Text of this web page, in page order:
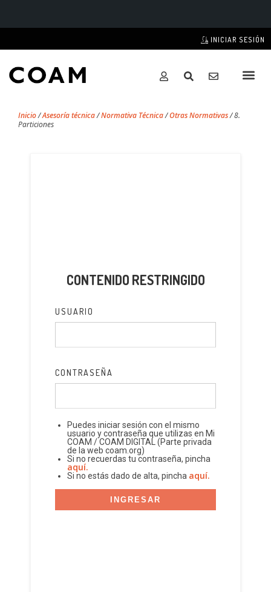
INICIAR SESIÓN
Inicio/Asesoría técnica/Normativa Técnica/Otras Normativas/8.
Particiones
CONTENIDO RESTRINGIDO
USUARIO
CONTRASEÑA
Puedes iniciar sesión con el mismo
usuario y contraseña que utilizas en Mi
COAM / COAM DIGITAL (Parte privada
de la web coam.org)
Si no recuerdas tu contraseña, pincha
aquí.
Si no estás dado de alta, pincha aquí.